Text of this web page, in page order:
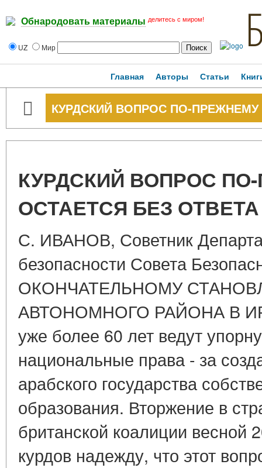
Обнародовать материалы делитесь с миром!
UZ Мир
Главная Авторы Статьи
КУРДСКИЙ ВОПРОС ПО-ПРЕЖНЕМУ
КУРДСКИЙ ВОПРОС
ОСТАЕТСЯ БЕЗ ОТВЕТА
С. ИВАНОВ, Советник
безопасности Совета
ОКОНЧАТЕЛЬНОМУ
АВТОНОМНОГО РАЙОНА В
уже более 60 лет ведут
национальные права - за
арабского государства
образования. Вторжение в
британской коалиции весной
курдов надежду, что этот